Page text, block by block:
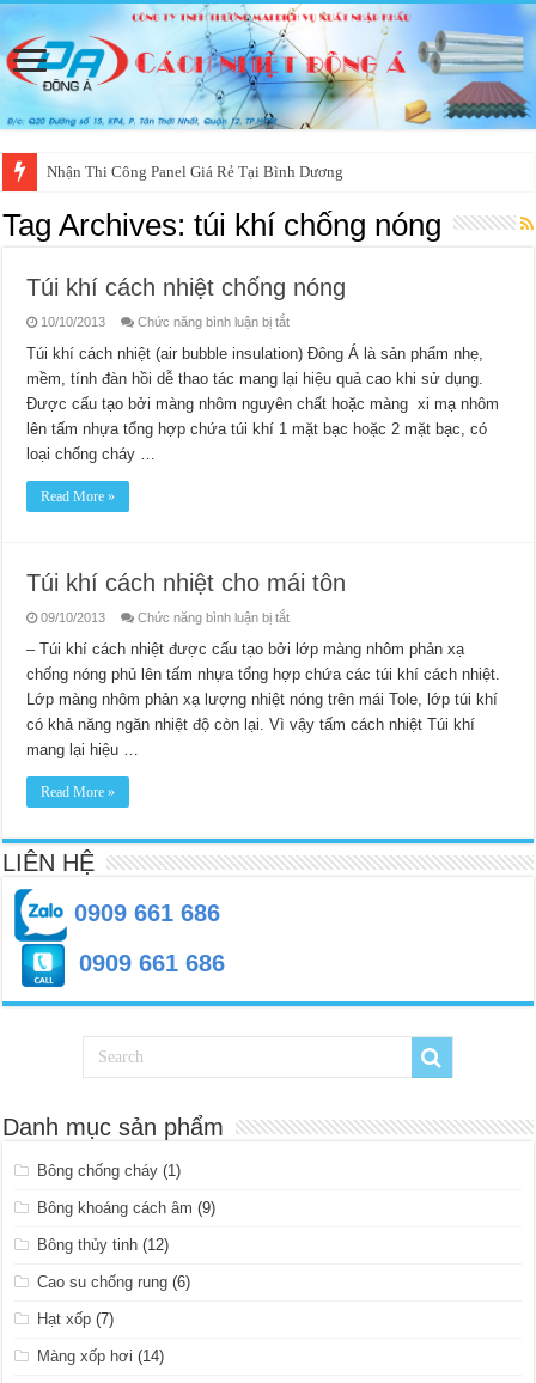
Nhận Thi Công Panel Giá Rẻ Tại Bình Dương
Tag Archives:túi khí chống nóng
Túi khí cách nhiệt chống nóng
10/10/2013 Chức năng bình luận bị tắtở
khí
cách
nhiệt
nóng
Túi khí cách nhiệt (air bubble insulation) Đông Á là sản phẩm nhẹ,
mềm, tính đàn hồi dễ thao tác mang lại hiệu quả cao khi sử dụng.
Được cấu tạo bởi màng nhôm nguyên chất hoặc màng xi mạ nhôm
lên tấm nhựa tổng hợp chứa túi khí 1 mặt bạc hoặc 2 mặt bạc, có
loại chống cháy …
Read More »
Túi khí cách nhiệt cho mái tôn
09/10/2013 Chức năng bình luận bị tắtở
khí
cách
nhiệt
cho
mái
tôn
– Túi khí cách nhiệt được cấu tạo bởi lớp màng nhôm phản xạ
chống nóng phủ lên tấm nhựa tổng hợp chứa các túi khí cách nhiệt.
Lớp màng nhôm phản xạ lượng nhiệt nóng trên mái Tole, lớp túi khí
có khả năng ngăn nhiệt độ còn lại. Vì vậy tấm cách nhiệt Túi khí
mang lại hiệu …
Read More »
LIÊN HỆ
0909 661 686
0909 661 686
Danh mục sản phẩm
Bông chống cháy (1)
Bông khoáng cách âm (9)
Bông thủy tinh (12)
Cao su chống rung (6)
Hạt xốp (7)
Màng xốp hơi (14)